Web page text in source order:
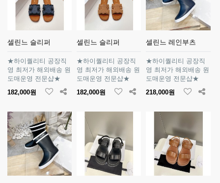
셀린느 슬리퍼
★하이퀄리티 공장직
영 최저가 해외배송 원
도매운영 전문샵★
182,000원
셀린느 슬리퍼
★하이퀄리티 공장직
영 최저가 해외배송 원
도매운영 전문샵★
182,000원
셀린느 레인부츠
★하이퀄리티 공장직
영 최저가 해외배송 원
도매운영 전문샵★
218,000원